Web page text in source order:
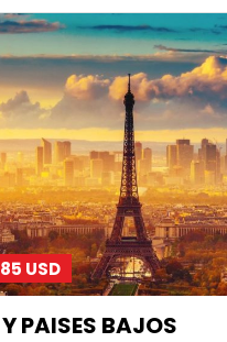
USD
PAISES BAJOS